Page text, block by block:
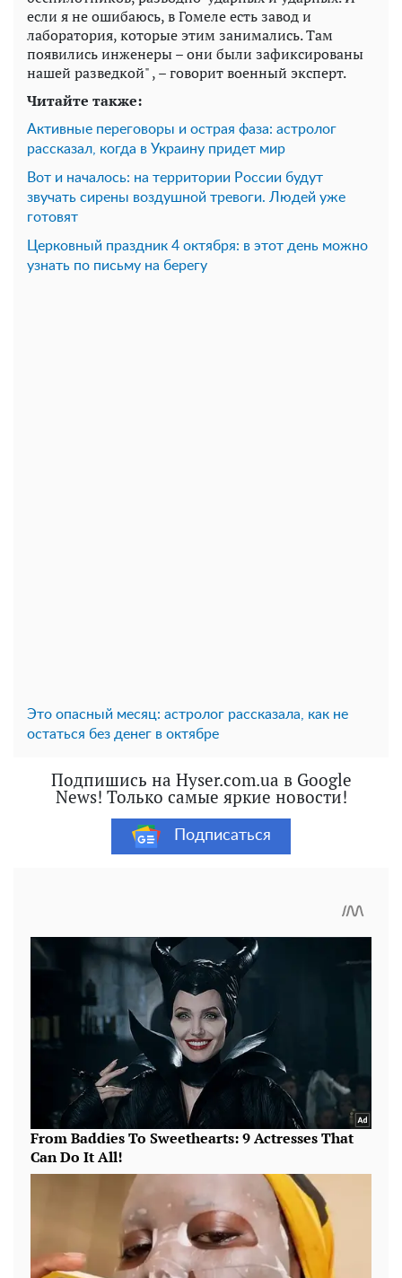
если я не ошибаюсь, в Гомеле есть завод и
лаборатория, которые этим занимались. Там
появились инженеры – они были зафиксированы
нашей разведкой" , – говорит военный эксперт.
Читайте также:
Активные переговоры и острая фаза: астролог
рассказал, когда в Украину придет мир
Вот и началось: на территории России будут
звучать сирены воздушной тревоги. Людей уже
готовят
Церковный праздник 4 октября: в этот день можно
узнать по письму на берегу
Это опасный месяц: астролог рассказала, как не
остаться без денег в октябре
Подпишись на Hyser.com.ua в Google
News! Только самые яркие новости!
Подписаться